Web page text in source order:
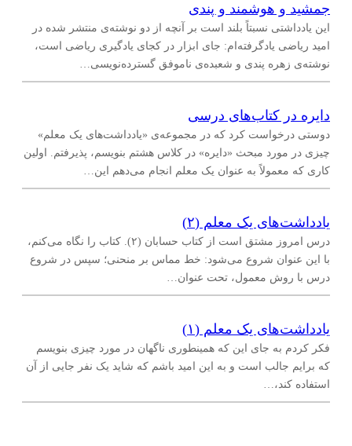
جمشید و هوشمند و پندی
این یادداشتی نسبتاً بلند است بر آنچه از دو نوشته‌ی منتشر شده در
امید ریاضی یادگرفته‌ام: جای ابزار در کجای یادگیری ریاضی است،
نوشته‌ی زهره پندی و شعبده‌ی ناموفق گسترده‌نویسی…
دایره در کتاب‌های درسی
دوستی درخواست کرد که در مجموعه‌ی «یادداشت‌های یک معلم»
چیزی در مورد مبحث «دایره» در کلاس هشتم بنویسم، پذیرفتم. اولین
کاری که معمولاً به عنوان یک معلم انجام می‌دهم این…
یادداشت‌های یک معلم (۲)
درس امروز مشتق است از کتاب حسابان (۲). کتاب را نگاه می‌کنم،
با این عنوان شروع می‌شود: خط مماس بر منحنی؛ سپس در شروع
درس با روش معمول، تحت عنوان…
یادداشت‌های یک معلم (۱)
فکر کردم به جای این که همینطوری ناگهان در مورد چیزی بنویسم
که برایم جالب است و به این امید باشم که شاید یک نفر جایی از آن
استفاده کند،…